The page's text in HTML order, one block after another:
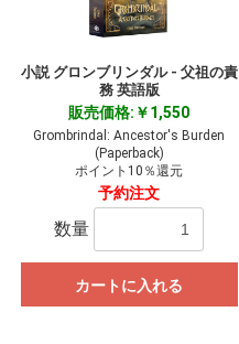
小説 グロンブリンダル - 父祖の責
務 英語版
販売価格:￥1,550
Grombrindal: Ancestor's Burden
(Paperback)
ポイント10％還元
予約注文
数量
カートに入れる